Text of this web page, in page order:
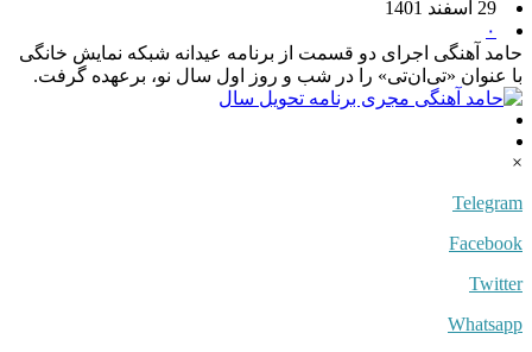
29 اسفند 1401
۰
حامد آهنگی اجرای دو قسمت از برنامه عیدانه شبکه نمایش خانگی
با عنوان «تی‌ان‌تی» را در شب و روز اول سال نو، برعهده گرفت.
×
Telegram
Facebook
Twitter
Whatsapp